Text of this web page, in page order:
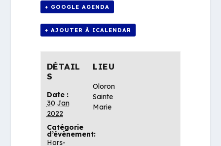
+ GOOGLE AGENDA
+ AJOUTER À ICALENDAR
DÉTAIL
S
Date :
30 Jan
2022
Catégorie
d’évènement:
Hors-
LIEU
Oloron
Sainte
Marie